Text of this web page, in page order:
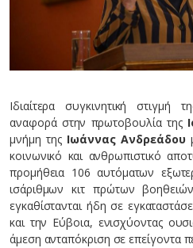
Ιδιαίτερα συγκινητική
αναφορά στην πρωτοβουλία της
μνήμη της Ιωάννας Ανδρεάδου
κοινωνικό και ανθρωπιστικό
προμήθεια 106 αυτόματων
ισάριθμων κιτ πρώτων
εγκαθίστανται ήδη σε
και την Εύβοια, ενισχύοντας
άμεση ανταπόκριση σε επείγοντα